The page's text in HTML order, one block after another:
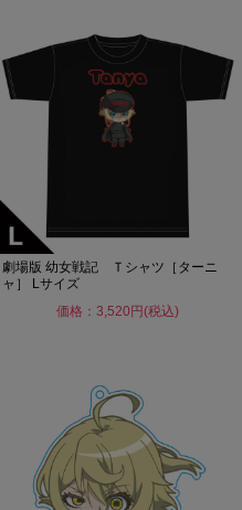
劇場版 幼女戦記 Ｔシャツ［ターニ
ャ］ Lサイズ
価格：3,520円(税込)